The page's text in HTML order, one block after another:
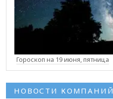
Гороскоп на 19 июня, пятница
НОВОСТИ КОМПАНИЙ